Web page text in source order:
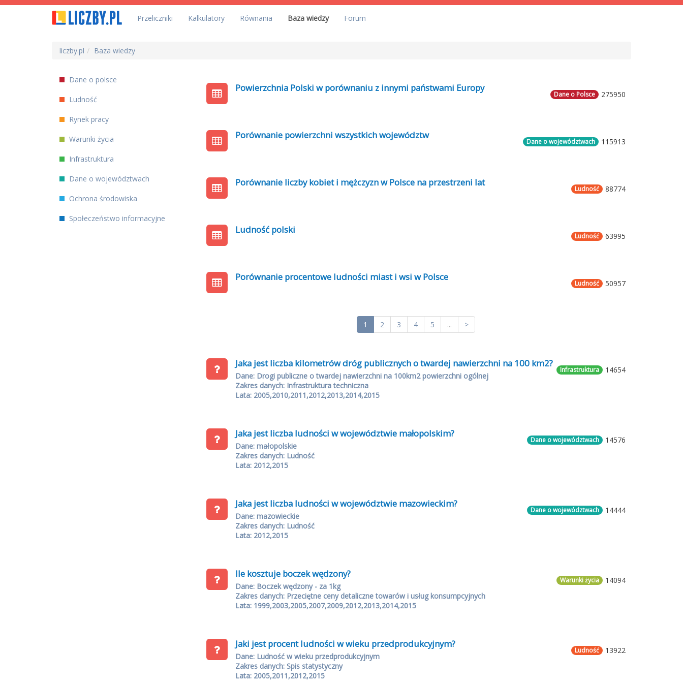
Przeliczniki Kalkulatory Równania Baza wiedzy Forum
liczby.pl Baza wiedzy
Dane o polsce
Ludność
Rynek pracy
Warunki życia
Infrastruktura
Dane o województwach
Ochrona środowiska
Społeczeństwo informacyjne
275950
Dane o Polsce
Powierzchnia Polski w porównaniu z innymi państwami Europy
115913
Dane o województwach
Porównanie powierzchni wszystkich województw
88774
Ludność
Porównanie liczby kobiet i mężczyzn w Polsce na przestrzeni lat
63995
Ludność
Ludność polski
50957
Ludność
Porównanie procentowe ludności miast i wsi w Polsce
1 2 3 4 5 ... >
14654
Infrastruktura
Jaka jest liczba kilometrów dróg publicznych o twardej nawierzchni na 100 km2?
Dane: Drogi publiczne o twardej nawierzchni na 100km2 powierzchni ogólnej
Zakres danych: Infrastruktura techniczna
Lata: 2005,2010,2011,2012,2013,2014,2015
14576
Dane o województwach
Jaka jest liczba ludności w województwie małopolskim?
Dane: małopolskie
Zakres danych: Ludność
Lata: 2012,2015
14444
Dane o województwach
Jaka jest liczba ludności w województwie mazowieckim?
Dane: mazowieckie
Zakres danych: Ludność
Lata: 2012,2015
14094
Warunki życia
Ile kosztuje boczek wędzony?
Dane: Boczek wędzony - za 1kg
Zakres danych: Przeciętne ceny detaliczne towarów i usług konsumpcyjnych
Lata: 1999,2003,2005,2007,2009,2012,2013,2014,2015
13922
Ludność
Jaki jest procent ludności w wieku przedprodukcyjnym?
Dane: Ludność w wieku przedprodukcyjnym
Zakres danych: Spis statystyczny
Lata: 2005,2011,2012,2015